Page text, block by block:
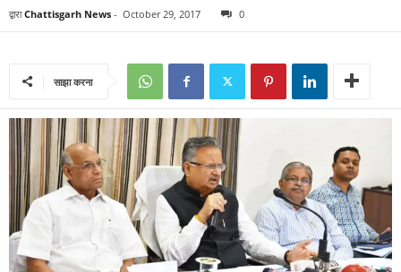
द्वारा Chattisgarh News - October 29, 2017 0
साझा करना